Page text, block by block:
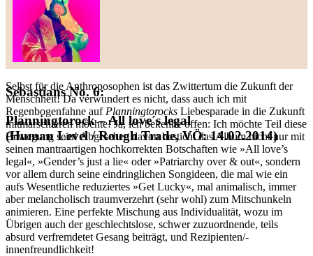
Sebastians No. 6:
Planningtorock – All love´s legal
(Human Level / Rough Trade, VÖ: 14.02.2014)
Selbst für die Anthroposophen ist das Zwittertum die Zukunft der
Menschheit! Da verwundert es nicht, dass auch ich mit
Regenbogenfahne auf Planningtorocks Liebesparade in die Zukunft
mitmarschieren möchte! Ja, ich bekenne offen: Ich möchte Teil diese
Bewegung sein! Abgesehen davon besticht das Album nicht nur mit
seinen mantraartigen hochkorrekten Botschaften wie »All love’s
legal«, »Gender’s just a lie« oder »Patriarchy over & out«, sondern
vor allem durch seine eindringlichen Songideen, die mal wie ein
aufs Wesentliche reduziertes »Get Lucky«, mal animalisch, immer
aber melancholisch traumverzehrt (sehr wohl) zum Mitschunkeln
animieren. Eine perfekte Mischung aus Individualität, wozu im
Übrigen auch der geschlechtslose, schwer zuzuordnende, teils
absurd verfremdetet Gesang beiträgt, und Rezipienten/-
innenfreundlichkeit!